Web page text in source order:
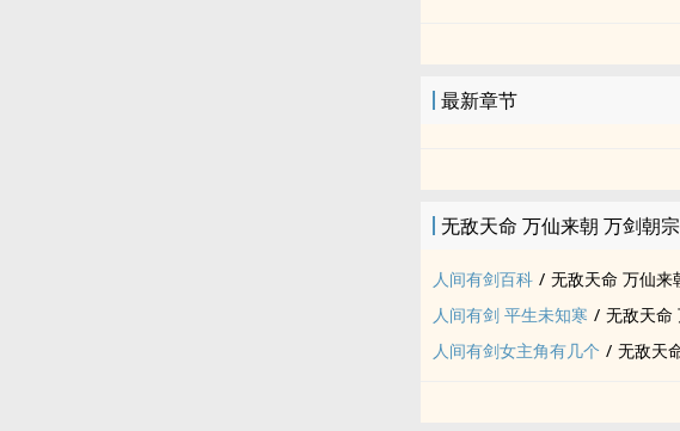
最新章节
无敌天命 万仙来朝 万剑朝
人间有剑百科 / 无敌天命 万仙来
人间有剑 平生未知寒 / 无敌天命
人间有剑女主角有几个 / 无敌天